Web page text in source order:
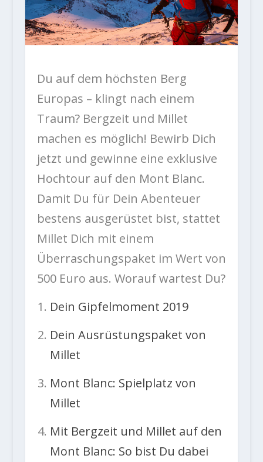
Du auf dem höchsten Berg
Europas – klingt nach einem
Traum? Bergzeit und Millet
machen es möglich! Bewirb Dich
jetzt und gewinne eine exklusive
Hochtour auf den Mont Blanc.
Damit Du für Dein Abenteuer
bestens ausgerüstet bist, stattet
Millet Dich mit einem
Überraschungspaket im Wert von
500 Euro aus. Worauf wartest Du?
Dein Gipfelmoment 2019
Dein Ausrüstungspaket von
Millet
Mont Blanc: Spielplatz von
Millet
Mit Bergzeit und Millet auf den
Mont Blanc: So bist Du dabei